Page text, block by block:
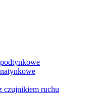
czujnikiem ruchu